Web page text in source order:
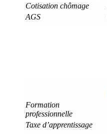
Cotisation chômage
AGS
Formation
professionnelle
Taxe d’apprentissage